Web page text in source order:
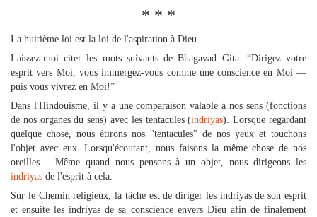
* * *
La huitième loi est la loi de l'aspiration à Dieu.
Laissez-moi citer les mots suivants de Bhagavad Gita: “Dirigez votre
esprit vers Moi, vous immergez-vous comme une conscience en Moi —
puis vous vivrez en Moi!”
Dans l'Hindouisme, il y a une comparaison valable à nos sens (fonctions
de nos organes du sens) avec les tentacules (indriyas). Lorsque regardant
quelque chose, nous étirons nos ''tentacules'' de nos yeux et touchons
l'objet avec eux. Lorsqu'écoutant, nous faisons la même chose de nos
oreilles… Même quand nous pensons à un objet, nous dirigeons les
indriyas de l'esprit à cela.
Sur le Chemin religieux, la tâche est de diriger les indriyas de son esprit
et ensuite les indriyas de sa conscience envers Dieu afin de finalement